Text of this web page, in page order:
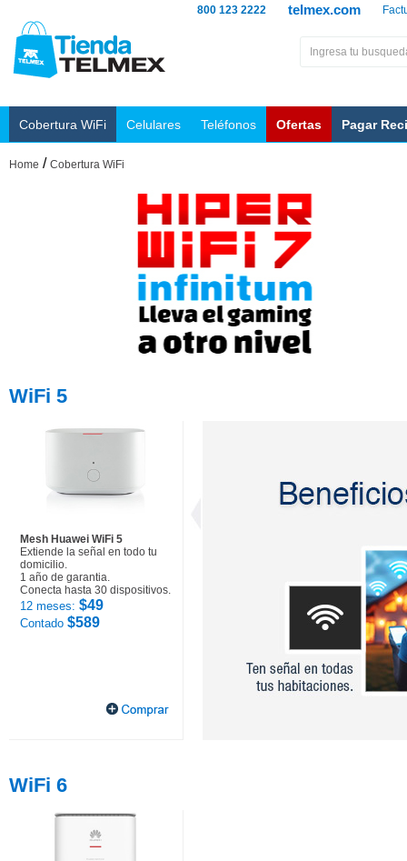
telmex.com
800 123 2222
Cobertura WiFi Celulares Teléfonos Ofertas Pagar
Home / Cobertura WiFi
WiFi 5
Mesh Huawei WiFi 5
Extiende la señal en todo tu
domicilio.
1 año de garantia.
Conecta hasta 30 dispositivos.
12 meses: $49
Contado $589
WiFi 6